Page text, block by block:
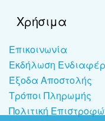
Χρήσιμα
Επικοινωνία
Εκδήλωση
Έξοδα Αποστολής
Τρόποι Πληρωμής
Πολιτική